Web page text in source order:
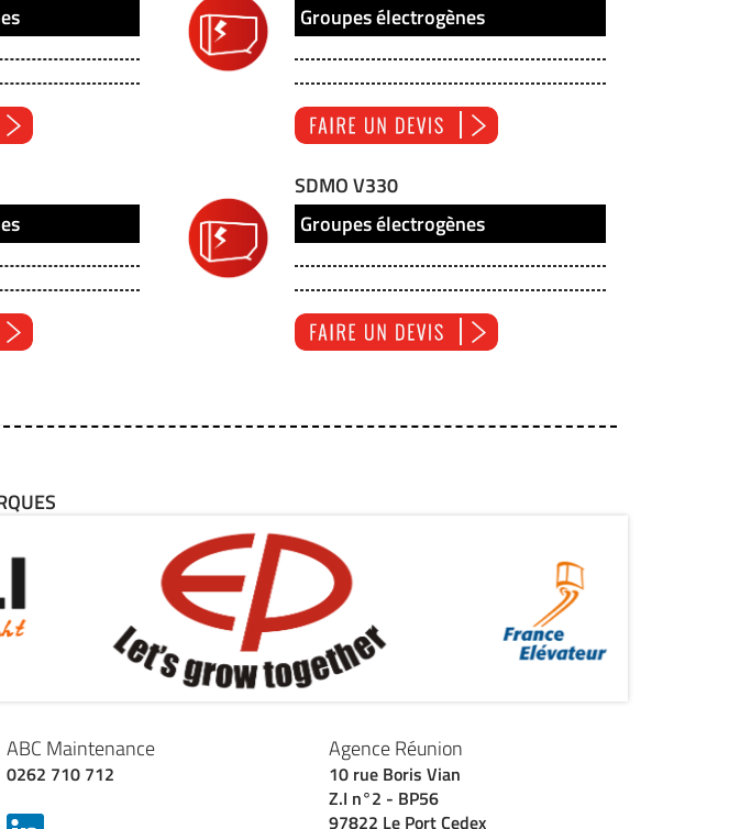
Groupes électrogènes
SDMO V330
Groupes électrogènes
ABC Maintenance
0262 710 712
Agence Réunion
10 rue Boris Vian
Z.I n°2 - BP56
97822 Le Port Cedex